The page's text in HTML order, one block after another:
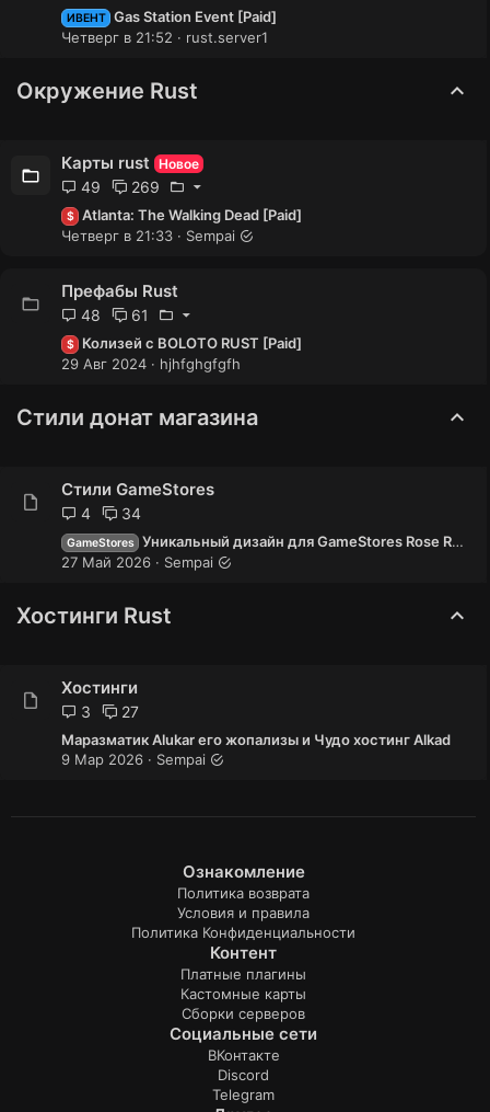
ИВЕНТ Gas Station Event [Paid]
Четверг в 21:52
rust.server1
Окружение Rust
Карты rust Новое
49 269
$ Atlanta: The Walking Dead [Paid]
Четверг в 21:33
Sempai
Префабы Rust
48 61
$
Колизей с BOLOTO RUST [Paid]
29 Авг 2024
hjhfghgfgfh
Стили донат магазина
Стили GameStores
4 34
GameStores Уникальный дизайн для GameStores Rose Rust [Paid]
27 Май 2026
Sempai
Хостинги Rust
Хостинги
3 27
Маразматик Alukar его жопализы и Чудо хостинг Alkad
9 Мар 2026
Sempai
Ознакомление
Политика возврата
Условия и правила
Политика Конфиденциальности
Контент
Платные плагины
Кастомные карты
Сборки серверов
Социальные сети
ВКонтакте
Discord
Telegram